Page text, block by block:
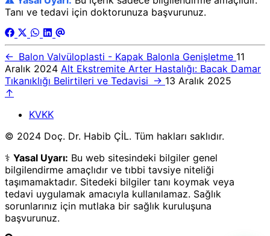
Tanı ve tedavi için doktorunuza başvurunuz.
← Balon Valvüloplasti - Kapak Balonla Genişletme 11
Aralık 2024 Alt Ekstremite Arter Hastalığı: Bacak Damar
Tıkanıklığı Belirtileri ve Tedavisi → 13 Aralık 2025
↑
KVKK
© 2024 Doç. Dr. Habib ÇİL. Tüm hakları saklıdır.
⚕️ Yasal Uyarı: Bu web sitesindeki bilgiler genel
bilgilendirme amaçlıdır ve tıbbi tavsiye niteliği
taşımamaktadır. Sitedeki bilgiler tanı koymak veya
tedavi uygulamak amacıyla kullanılamaz. Sağlık
sorunlarınız için mutlaka bir sağlık kuruluşuna
başvurunuz.